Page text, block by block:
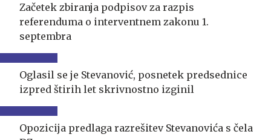
Začetek zbiranja podpisov za razpis
referenduma o interventnem zakonu 1.
septembra
Oglasil se je Stevanović, posnetek predsednice
izpred štirih let skrivnostno izginil
Opozicija predlaga razrešitev Stevanovića s čela